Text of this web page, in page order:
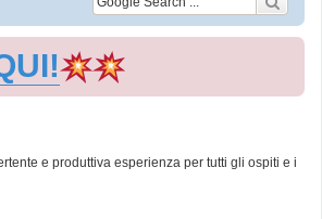
e produttiva esperienza per tutti gli ospiti e i